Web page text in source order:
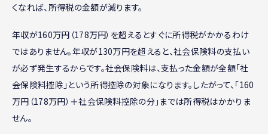
くなれば、所得税の金額が減ります。
年収が160万円（178万円）を超えるとすぐに所得税がかかるわけ
ではありません。年収が130万円を超えると、社会保険料の支払い
が必ず発生するからです。社会保険料は、支払った金額が全額「社
会保険料控除」という所得控除の対象になります。したがって、「160
万円（178万円）＋社会保険料控除の分」までは所得税はかかりま
せん。